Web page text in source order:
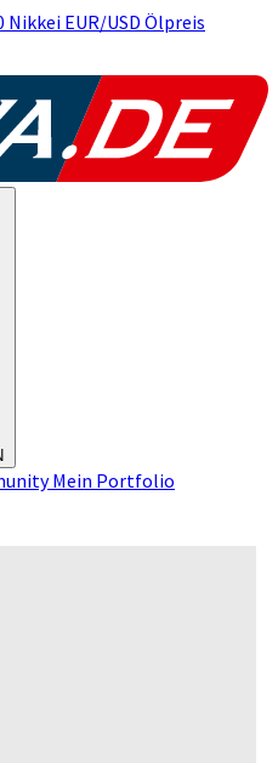
Nikkei EUR/USD Ölpreis
Mein Portfolio